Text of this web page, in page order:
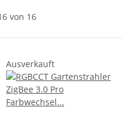
von 16
Ausverkauft